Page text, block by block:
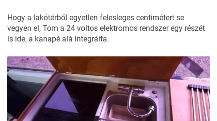
Hogy a lakótérből egyetlen felesleges centimétert se
vegyen el, Tom a 24 voltos elektromos rendszer egy részét
is ide, a kanapé alá integrálta.